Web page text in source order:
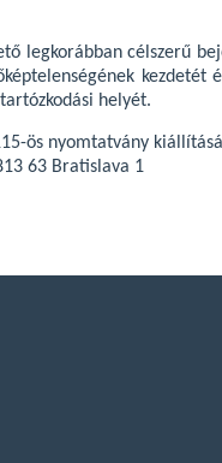
legkorábban célszerű
helyét.
ös nyomtatvány
63 Bratislava 1